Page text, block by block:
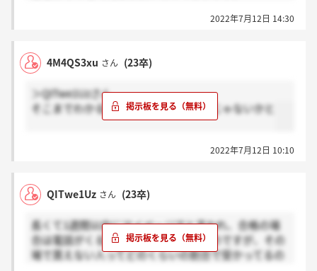
で教えていただけませんか？
2022年7月12日 14:30
4M4QS3xu さん (23卒)
＞QITwe1Uzさん
そこまでわかる人はさすがにいないんじゃないかと
2022年7月12日 10:10
QITwe1Uz さん (23卒)
長くて1週間以内にマイページでと言われ、合格の場
合は電話がくると思いますと言われたのですが、その
場で貰えない人ってどのくらいの割合で受かってるの